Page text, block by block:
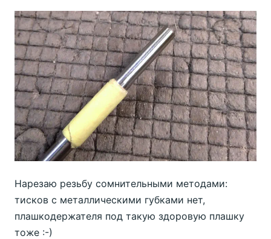
Нарезаю резьбу сомнительными методами:
тисков с металлическими губками нет,
плашкодержателя под такую здоровую плашку
тоже :-)